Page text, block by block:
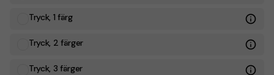
Tryck, 1 färg
Tryck, 2 färger
Tryck, 3 färger